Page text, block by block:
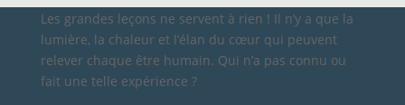
Les grandes leçons ne servent à rien ! Il n’y a que la
lumière, la chaleur et l’élan du cœur qui peuvent
relever chaque être humain. Qui n’a pas connu ou
fait une telle expérience ?